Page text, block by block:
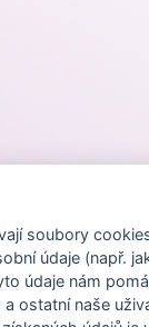
soubory
údaje (např.
údaje nám
ostatní naše